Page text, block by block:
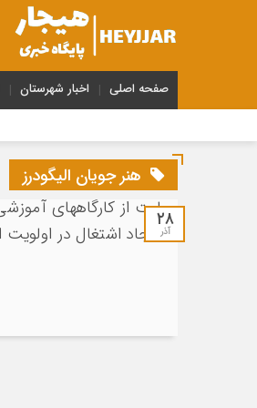
صفحه اصلی اخبار شهرستان
هنر جویان الیگودرز
۲۸
آذر